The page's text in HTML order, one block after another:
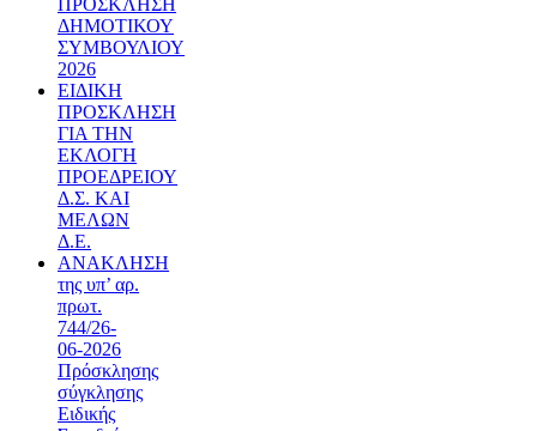
ΠΡΟΣΚΛΗΣΗ
ΔΗΜΟΤΙΚΟΥ
ΣΥΜΒΟΥΛΙΟΥ
2026
ΕΙΔΙΚΗ
ΠΡΟΣΚΛΗΣΗ
ΓΙΑ ΤΗΝ
ΕΚΛΟΓΗ
ΠΡΟΕΔΡΕΙΟΥ
Δ.Σ. ΚΑΙ
ΜΕΛΩΝ
Δ.Ε.
ΑΝΑΚΛΗΣΗ
της υπ’ αρ.
πρωτ.
744/26-
06-2026
Πρόσκλησης
σύγκλησης
Ειδικής